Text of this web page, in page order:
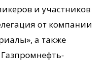
и участников
от компании
а также